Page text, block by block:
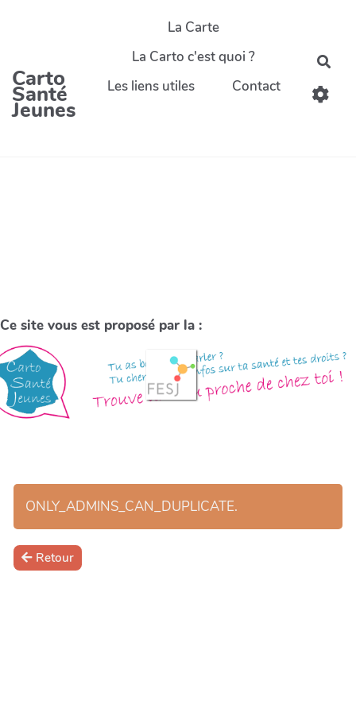
Carto
Santé
Jeunes
La Carte
La Carto c'est quoi ?
Les liens utiles
Contact
Ce site vous est proposé par la :
ONLY_ADMINS_CAN_DUPLICATE.
Retour